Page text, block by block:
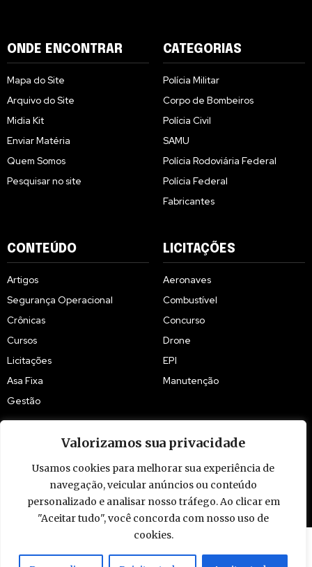
Valorizamos sua privacidade
Usamos cookies para melhorar sua experiência de
navegação, veicular anúncios ou conteúdo
personalizado e analisar nosso tráfego. Ao clicar em
"Aceitar tudo", você concorda com nosso uso de
cookies.
ONDE ENCONTRAR
Mapa do Site
Arquivo do Site
Midia Kit
Enviar Matéria
Quem Somos
Pesquisar no site
CATEGORIAS
Polícia Militar
Corpo de Bombeiros
Polícia Civil
SAMU
Polícia Rodoviária Federal
Polícia Federal
Fabricantes
CONTEÚDO
Artigos
Segurança Operacional
Crônicas
Cursos
Licitações
Asa Fixa
Gestão
LICITAÇÕES
Aeronaves
Combustível
Concurso
Drone
EPI
Manutenção
© 2009 - 2026 Piloto Policial. Todos os direitos reservados. Brasil.